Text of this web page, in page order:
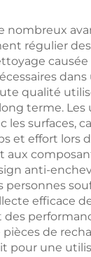
nombreux
régulier
qualité
terme.
surfaces,
et effort
anti-
efficace
de
pour une